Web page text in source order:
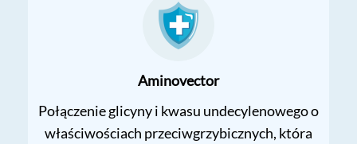
Aminovector
Połączenie glicyny i kwasu undecylenowego o
właściwościach przeciwgrzybicznych, która